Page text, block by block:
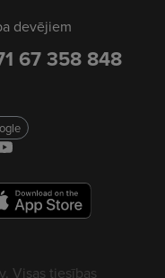
devējiem
67 358 848
Visas tiesības